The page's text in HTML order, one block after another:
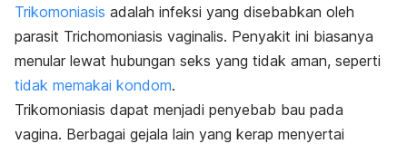
Trikomoniasis adalah infeksi yang disebabkan oleh
parasit Trichomoniasis vaginalis. Penyakit ini biasanya
menular lewat hubungan seks yang tidak aman, seperti
tidak memakai kondom.
Trikomoniasis dapat menjadi penyebab bau pada
vagina. Berbagai gejala lain yang kerap menyertai